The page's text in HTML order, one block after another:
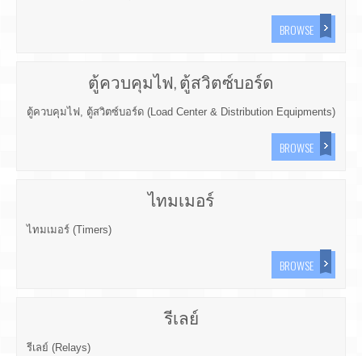
BROWSE
ตู้ควบคุมไฟ, ตู้สวิตซ์บอร์ด
ตู้ควบคุมไฟ, ตู้สวิตซ์บอร์ด (Load Center & Distribution Equipments)
BROWSE
ไทมเมอร์
ไทมเมอร์ (Timers)
BROWSE
รีเลย์
รีเลย์ (Relays)